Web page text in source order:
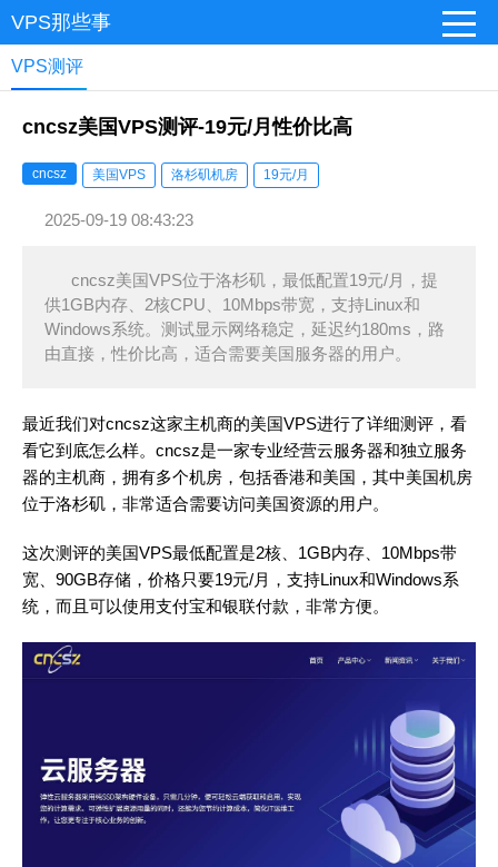
VPS那些事
VPS测评
cncsz美国VPS测评-19元/月性价比高
cncsz 美国VPS 洛杉矶机房 19元/月
2025-09-19 08:43:23
cncsz美国VPS位于洛杉矶，最低配置19元/月，提
供1GB内存、2核CPU、10Mbps带宽，支持Linux和
Windows系统。测试显示网络稳定，延迟约180ms，路
由直接，性价比高，适合需要美国服务器的用户。
最近我们对cncsz这家主机商的美国VPS进行了详细测评，看
看它到底怎么样。cncsz是一家专业经营云服务器和独立服务
器的主机商，拥有多个机房，包括香港和美国，其中美国机房
位于洛杉矶，非常适合需要访问美国资源的用户。
这次测评的美国VPS最低配置是2核、1GB内存、10Mbps带
宽、90GB存储，价格只要19元/月，支持Linux和Windows系
统，而且可以使用支付宝和银联付款，非常方便。